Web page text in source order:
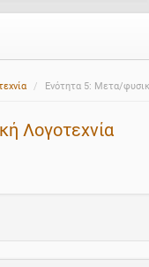
Ενότητα 5: Μετα/
Λογοτεχνία